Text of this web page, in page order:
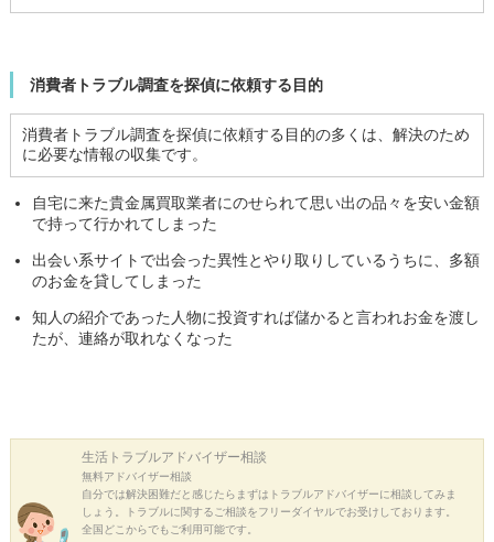
消費者トラブル調査を探偵に依頼する目的
消費者トラブル調査を探偵に依頼する目的の多くは、解決のため
に必要な情報の収集です。
自宅に来た貴金属買取業者にのせられて思い出の品々を安い金額
で持って行かれてしまった
出会い系サイトで出会った異性とやり取りしているうちに、多額
のお金を貸してしまった
知人の紹介であった人物に投資すれば儲かると言われお金を渡し
たが、連絡が取れなくなった
生活トラブルアドバイザー相談
無料アドバイザー相談
自分では解決困難だと感じたらまずはトラブルアドバイザーに相談してみま
しょう。トラブルに関するご相談をフリーダイヤルでお受けしております。
全国どこからでもご利用可能です。